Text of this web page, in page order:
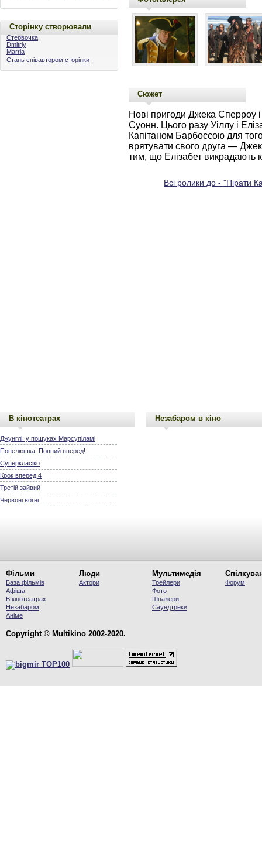
Сторінку створювали
Стервочка
Dmitriy
Marria
Стань співавтором сторінки
Сюжет
Нові пригоди Джека Сперроу і
Суонн. Цього разу Уіллу і
Капітаном Барбоссою для
врятувати свого друга —
тим, що Елізабет викрадають
Всі ролики до - "Пірати
В кінотеатрах
Джунглі: у пошуках Марсупіламі
Попелюшка: Повний вперед!
Суперкласіко
Крок вперед 4
Третій зайвий
Червоні вогні
Незабаром в кіно
Фільми
База фільмів
Афіша
В кінотеатрах
Незабаром
Аніме
Люди
Актори
Мультимедія
Трейлери
Фото
Шпалери
Саундтреки
Форум
Copyright © Multikino 2002-2020.